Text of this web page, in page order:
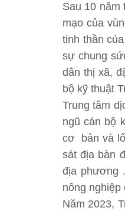
Sau 10 năm
mạo của
tinh thần
sự chung
dân thị xã,
bộ kỹ thuật
Trung tâm
ngũ cán bộ
cơ bản và
sát địa bàn
địa phương
nông nghiệp
Năm 2023,